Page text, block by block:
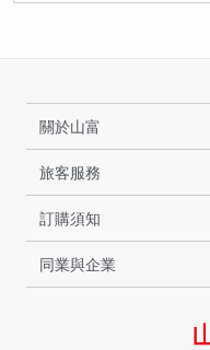
關於山富
旅客服務
訂購須知
同業與企業